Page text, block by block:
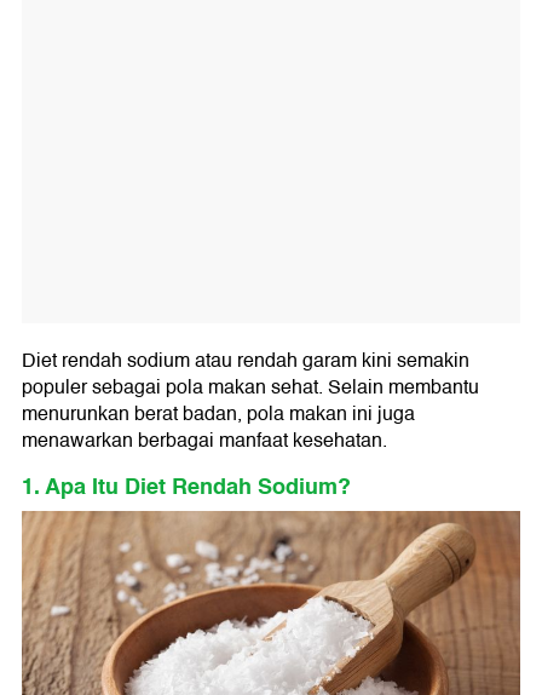
Diet rendah sodium atau rendah garam kini semakin
populer sebagai pola makan sehat. Selain membantu
menurunkan berat badan, pola makan ini juga
menawarkan berbagai manfaat kesehatan.
1. Apa Itu Diet Rendah Sodium?